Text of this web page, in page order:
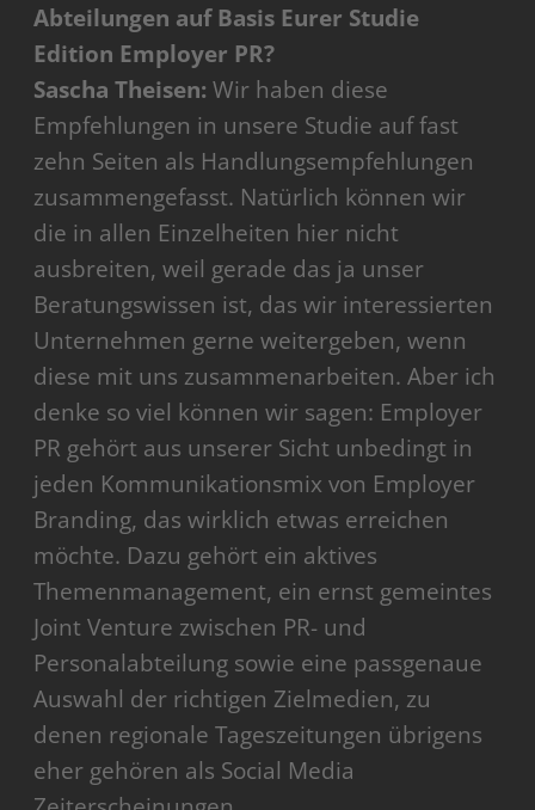
Abteilungen auf Basis Eurer Studie
Edition Employer PR?
Sascha Theisen:Wir haben diese
Empfehlungen in unsere Studie auf fast
zehn Seiten als Handlungsempfehlungen
zusammengefasst. Natürlich können wir
die in allen Einzelheiten hier nicht
ausbreiten, weil gerade das ja unser
Beratungswissen ist, das wir interessierten
Unternehmen gerne weitergeben, wenn
diese mit uns zusammenarbeiten. Aber ich
denke so viel können wir sagen: Employer
PR gehört aus unserer Sicht unbedingt in
jeden Kommunikationsmix von Employer
Branding, das wirklich etwas erreichen
möchte. Dazu gehört ein aktives
Themenmanagement, ein ernst gemeintes
Joint Venture zwischen PR- und
Personalabteilung sowie eine passgenaue
Auswahl der richtigen Zielmedien, zu
denen regionale Tageszeitungen übrigens
eher gehören als Social Media